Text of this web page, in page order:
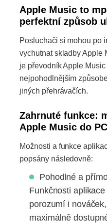
Apple Music to
perfektní způsob
Posluchači si mohou po
vychutnat skladby Apple
je převodník Apple
nejpohodlnějším
jiných přehrávačích.
Zahrnuté funkce:
Apple Music do PC
Možnosti a funkce
popsány následovně:
Pohodlné a
Funkčnosti
porozumí i
maximálně